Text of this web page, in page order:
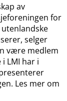
av
for
selger
være medlem
LMI har i
Les mer om